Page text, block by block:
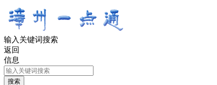
输入关键词搜索
返回
信息